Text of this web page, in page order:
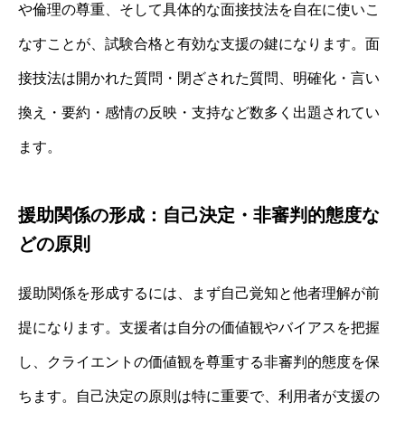
や倫理の尊重、そして具体的な面接技法を自在に使いこ
なすことが、試験合格と有効な支援の鍵になります。面
接技法は開かれた質問・閉ざされた質問、明確化・言い
換え・要約・感情の反映・支持など数多く出題されてい
ます。
援助関係の形成：自己決定・非審判的態度な
どの原則
援助関係を形成するには、まず自己覚知と他者理解が前
提になります。支援者は自分の価値観やバイアスを把握
し、クライエントの価値観を尊重する非審判的態度を保
ちます。自己決定の原則は特に重要で、利用者が支援の